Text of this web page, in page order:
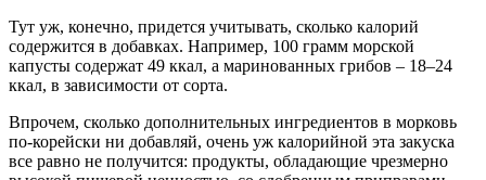
Тут уж, конечно, придется учитывать, сколько калорий
содержится в добавках. Например, 100 грамм морской
капусты содержат 49 ккал, а маринованных грибов – 18–24
ккал, в зависимости от сорта.
Впрочем, сколько дополнительных ингредиентов в морковь
по-корейски ни добавляй, очень уж калорийной эта закуска
все равно не получится: продукты, обладающие чрезмерно